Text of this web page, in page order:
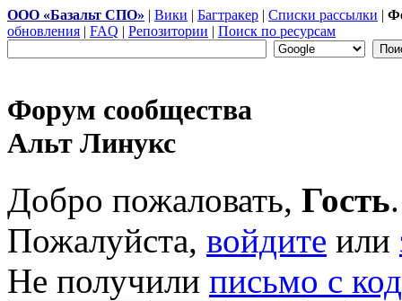
ООО «Базальт СПО» | Вики | Багтракер | Списки рассылки |
обновления | FAQ | Репозитории | Поиск по ресурсам
Форум сообщества
Альт Линукс
Добро пожаловать, Гость.
Пожалуйста, войдите или
Не получили письмо с